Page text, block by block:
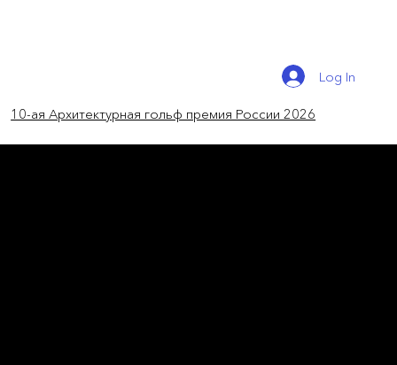
Log In
10-ая Архитектурная гольф премия России 2026